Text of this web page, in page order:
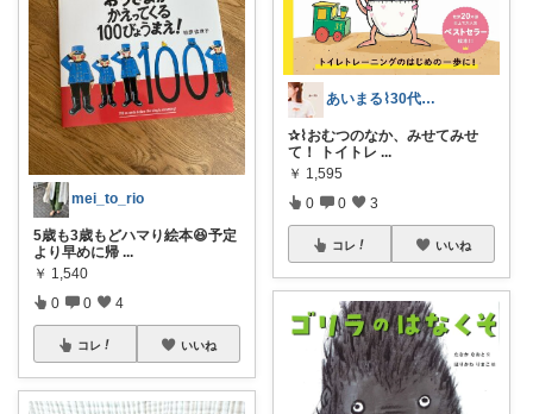
mei_to_rio
5歳も3歳もどハマり絵本😆予定
より早めに帰 ...
￥ 1,540
0 0 4
コレ いいね
あいまる⌇30代ワーママの暮らしと育児
✰⌇おむつのなか、みせてみせ
て！ トイトレ ...
￥ 1,595
0 0 3
コレ いいね